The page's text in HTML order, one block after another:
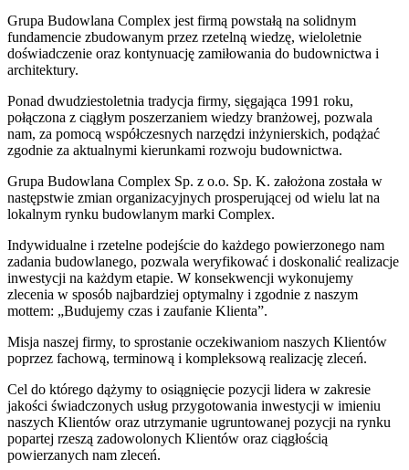
Grupa Budowlana Complex jest firmą powstałą na solidnym
fundamencie zbudowanym przez rzetelną wiedzę, wieloletnie
doświadczenie oraz kontynuację zamiłowania do budownictwa i
architektury.
Ponad dwudziestoletnia tradycja firmy, sięgająca 1991 roku,
połączona z ciągłym poszerzaniem wiedzy branżowej, pozwala
nam, za pomocą współczesnych narzędzi inżynierskich, podążać
zgodnie za aktualnymi kierunkami rozwoju budownictwa.
Grupa Budowlana Complex Sp. z o.o. Sp. K. założona została w
następstwie zmian organizacyjnych prosperującej od wielu lat na
lokalnym rynku budowlanym marki Complex.
Indywidualne i rzetelne podejście do każdego powierzonego nam
zadania budowlanego, pozwala weryfikować i doskonalić realizacje
inwestycji na każdym etapie. W konsekwencji wykonujemy
zlecenia w sposób najbardziej optymalny i zgodnie z naszym
mottem: „Budujemy czas i zaufanie Klienta”.
Misja naszej firmy, to sprostanie oczekiwaniom naszych Klientów
poprzez fachową, terminową i kompleksową realizację zleceń.
Cel do którego dążymy to osiągnięcie pozycji lidera w zakresie
jakości świadczonych usług przygotowania inwestycji w imieniu
naszych Klientów oraz utrzymanie ugruntowanej pozycji na rynku
popartej rzeszą zadowolonych Klientów oraz ciągłością
powierzanych nam zleceń.